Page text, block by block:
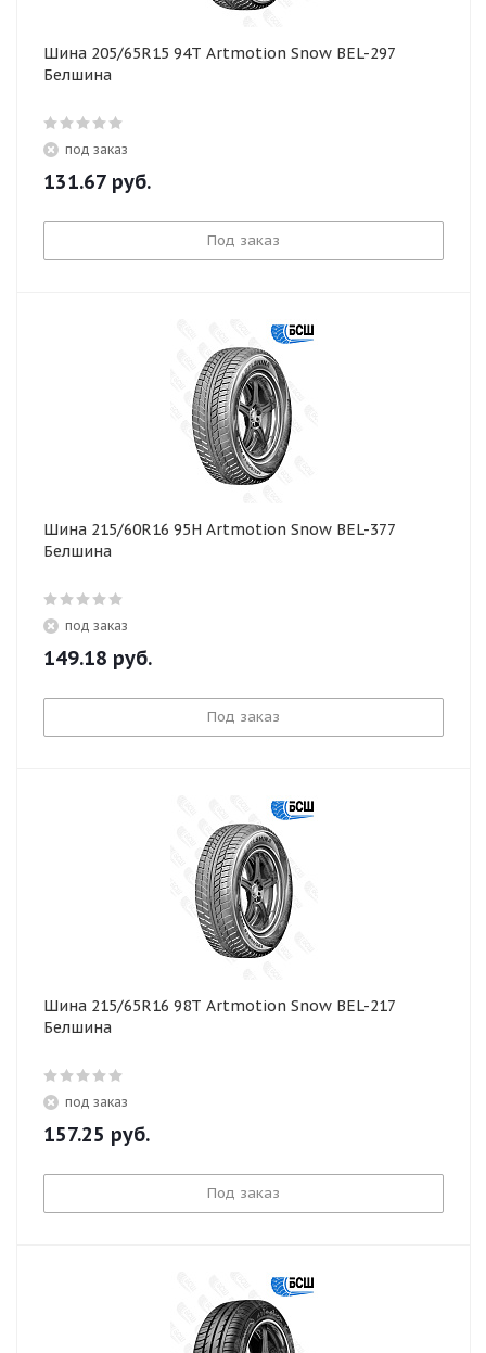
Шина 205/65R15 94T Artmotion Snow BEL-297
Белшина
под заказ
131.67 руб.
Под заказ
Шина 215/60R16 95H Artmotion Snow BEL-377
Белшина
под заказ
149.18 руб.
Под заказ
Шина 215/65R16 98T Artmotion Snow BEL-217
Белшина
под заказ
157.25 руб.
Под заказ